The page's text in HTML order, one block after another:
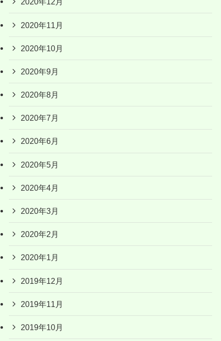
2020年11月
2020年10月
2020年9月
2020年8月
2020年7月
2020年6月
2020年5月
2020年4月
2020年3月
2020年2月
2020年1月
2019年12月
2019年11月
2019年10月